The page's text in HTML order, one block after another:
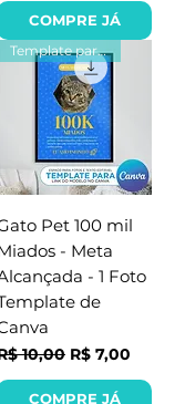
COMPRE JÁ
Template para Canva
Pet 100 mil
- Meta
- 1 Foto
de
normal
10,00 Preço
R$ 7,00
COMPRE JÁ